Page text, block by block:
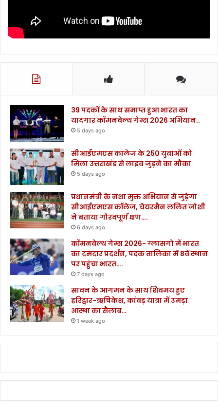
39 पदकों के साथ समाप्त हुआ भारत का
यादगार कॉमनवेल्थ गेम्स 2026 अभियान..
5 days ago
सीआईएमएस कालेज के 250 युवाओं को
मिला उत्तराखंड से लाइव जुड़ने का मौका
5 days ago
प्रधानमंत्री के नशा मुक्त अभियान से जुड़ेगा
सीआईएमएस कॉलेज, चेयरमैन ललित जोशी
ने बताया गौरवपूर्ण क्षण….
6 days ago
कॉमनवेल्थ गेम्स 2026- ग्लासगो में भारत
का दमदार प्रदर्शन, पदक तालिका में 8वें स्थान
पर पहुंचा भारत….
7 days ago
सावन के आगमन के साथ शिवमय हुए
हरिद्वार-ऋषिकेश, कांवड़ यात्रा में उमड़ा
आस्था का सैलाब…
1 week ago